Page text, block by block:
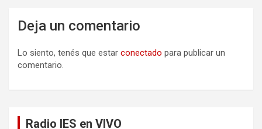
Deja un comentario
Lo siento, tenés que estar conectado para publicar un
comentario.
Radio IES en VIVO